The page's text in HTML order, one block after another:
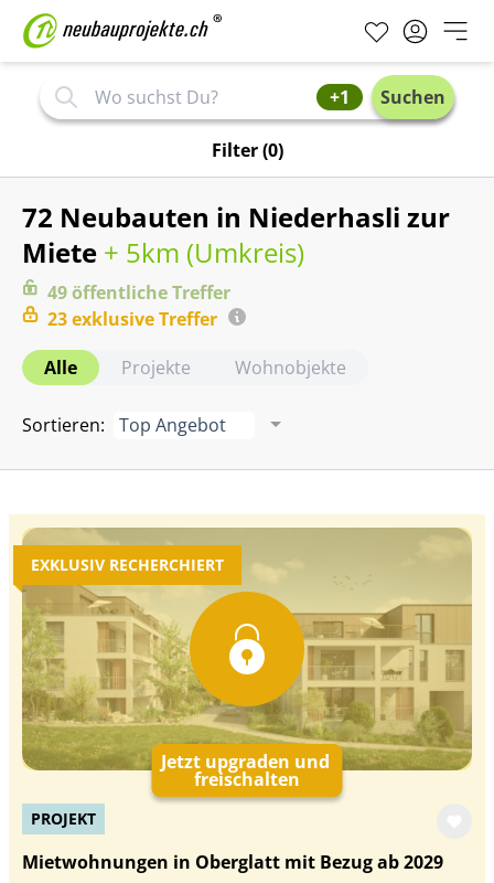
+1 Suchen
Filter(0)
72 Neubauten in Niederhasli zur
Miete + 5km (Umkreis)
49öffentlicheTreffer
23exklusiveTreffer
Alle
Projekte Wohnobjekte
Sortieren: Top Angebot
EXKLUSIV RECHERCHIERT
Jetzt upgraden und
freischalten
PROJEKT
Mietwohnungen in Oberglatt mit Bezug ab 2029